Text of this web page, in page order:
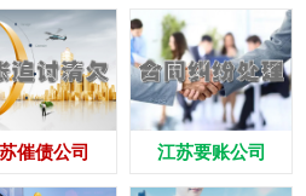
催债公司 江苏要账公司